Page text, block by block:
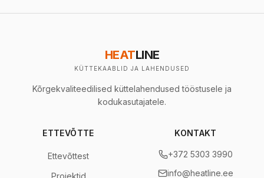
HEATLINE
KÜTTEKAABLID JA LAHENDUSED
Kõrgekvaliteedilised küttelahendused tööstusele ja
kodukasutajatele.
ETTEVÕTTE
Ettevõttest
Projektid
KONTAKT
+372 5303 3990
info@heatline.ee